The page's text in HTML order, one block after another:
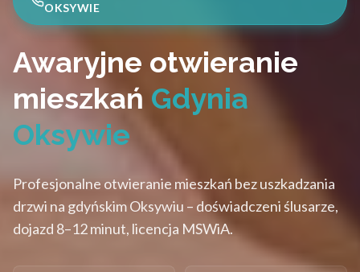
OKSYWIE
Awaryjne otwieranie
mieszkań Gdynia
Oksywie
Profesjonalne otwieranie mieszkań bez uszkadzania
drzwi na gdyńskim Oksywiu – doświadczeni ślusarze,
dojazd 8–12 minut, licencja MSWiA.